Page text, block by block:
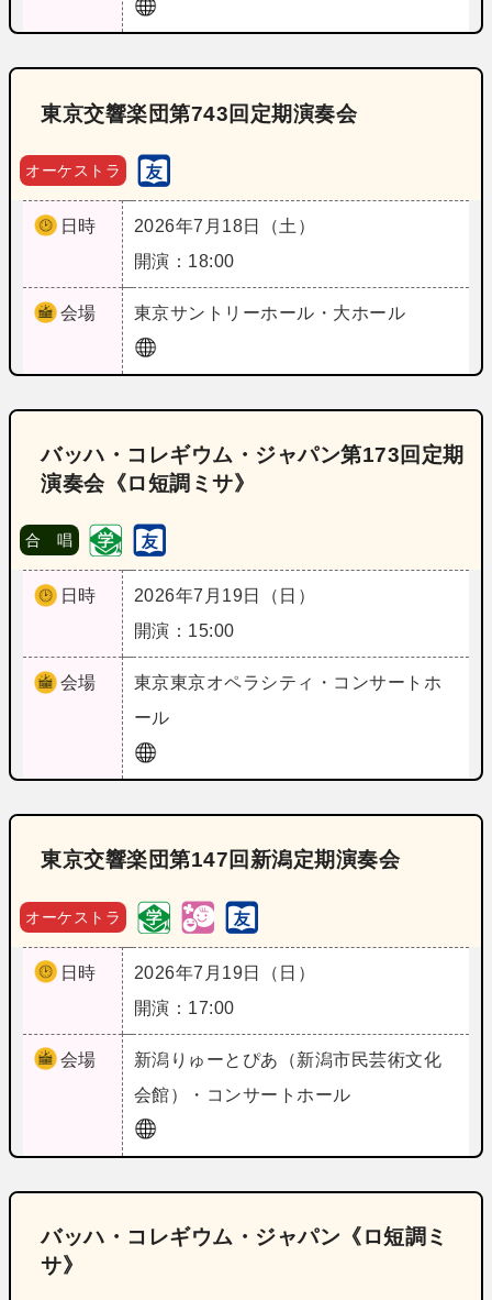
東京交響楽団第743回定期演奏会
オーケストラ
日時
2026年7月18日（土）
開演：18:00
会場 東京サントリーホール・大ホール
バッハ・コレギウム・ジャパン第173回定期
演奏会《ロ短調ミサ》
合 唱
日時
2026年7月19日（日）
開演：15:00
会場 東京東京オペラシティ・コンサートホ
ール
東京交響楽団第147回新潟定期演奏会
オーケストラ
日時
2026年7月19日（日）
開演：17:00
会場 新潟 りゅーとぴあ（新潟市民芸術文化
会館）・コンサートホール
バッハ・コレギウム・ジャパン《ロ短調ミ
サ》